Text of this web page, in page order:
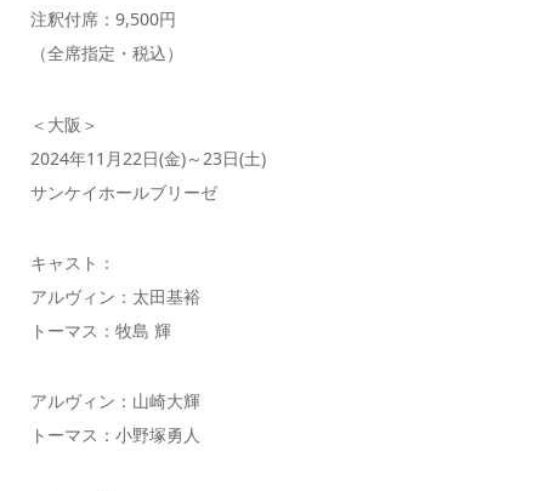
注釈付席：9,500円
（全席指定・税込）
＜大阪＞
2024年11月22日(金)～23日(土)
サンケイホールブリーゼ
キャスト：
アルヴィン：太田基裕
トーマス：牧島 輝
アルヴィン：山崎大輝
トーマス：小野塚勇人